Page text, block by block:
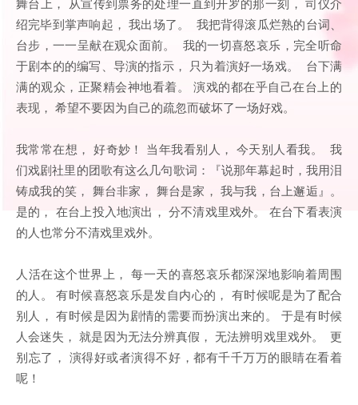
绍完毕到掌声响起， 我出场了。 我把背得滚瓜烂熟的台词、
台步，一一呈献在观众面前。 我的一切喜怒哀乐，完全听命
于剧本的的编写、导演的指示， 只为着演好一场戏。 台下满
满的观众，正聚精会神地看着。 演戏的都在乎自己在台上的
表现， 希望不要因为自己的疏忽而破坏了一场好戏。
我常常在想， 好奇妙！ 当年我看别人， 今天别人看我。 我
们戏剧社里的团歌有这么几句歌词：『说那年幕起时，我用泪
铸成我的笑， 舞台非家， 舞台是家， 我与我，台上邂逅』。
是的， 在台上投入地演出， 分不清戏里戏外。 在台下看表演
的人也常分不清戏里戏外。
人活在这个世界上， 每一天的喜怒哀乐都深深地影响着周围
的人。 有时候喜怒哀乐是发自内心的， 有时候呢是为了配合
别人， 有时候是因为剧情的需要而扮演出来的。 于是有时候
人会迷失， 就是因为无法分辨真假， 无法辨明戏里戏外。 更
别忘了， 演得好或者演得不好，都有千千万万的眼睛在看着
呢！